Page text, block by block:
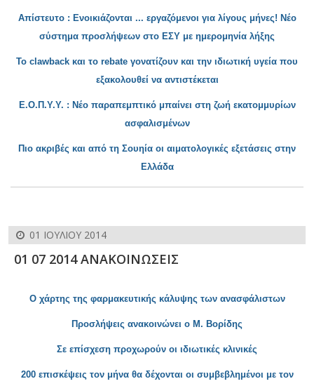
Απίστευτο : Ενοικιάζονται ... εργαζόμενοι για λίγους μήνες! Νέο
σύστημα προσλήψεων στο ΕΣΥ με ημερομηνία λήξης
Το clawback και το rebate γονατίζουν και την ιδιωτική υγεία που
εξακολουθεί να αντιστέκεται
Ε.Ο.Π.Υ.Υ. : Νέο παραπεμπτικό μπαίνει στη ζωή εκατομμυρίων
ασφαλισμένων
Πιο ακριβές και από τη Σουηία οι αιματολογικές εξετάσεις στην
Ελλάδα
01 ΙΟΥΛΊΟΥ 2014
01 07 2014 ΑΝΑΚΟΙΝΩΣΕΙΣ
Ο χάρτης της φαρμακευτικής κάλυψης των ανασφάλιστων
Προσλήψεις ανακοινώνει ο Μ. Βορίδης
Σε επίσχεση προχωρούν οι ιδιωτικές κλινικές
200 επισκέψεις τον μήνα θα δέχονται οι συμβεβλημένοι με τον